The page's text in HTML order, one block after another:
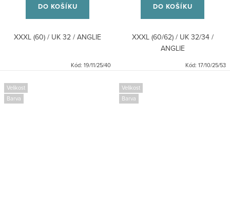
DO KOŠÍKU
XXXL (60) / UK 32 / ANGLIE
Kód: 19/11/25/40
DO KOŠÍKU
XXXL (60/62) / UK 32/34 /
ANGLIE
Kód: 17/10/25/53
Velikost
Barva
Velikost
Barva